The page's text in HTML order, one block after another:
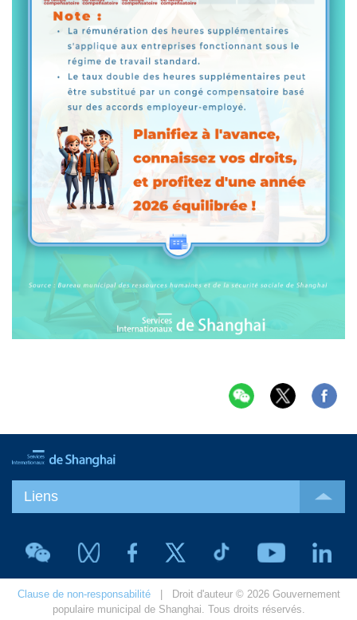
Liens
Clause de non-responsabilité| Droit d'auteur © 2026 Gouvernement
populaire municipal de Shanghai. Tous droits réservés.